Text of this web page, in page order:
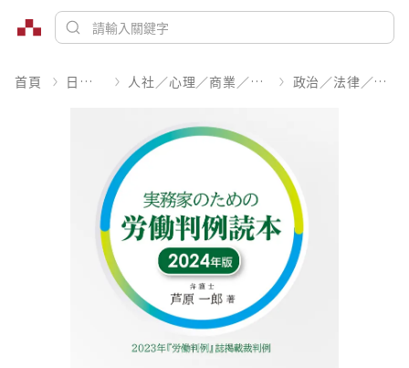
首頁 日文書 人社／心理／商業／其他 政治／法律／社會